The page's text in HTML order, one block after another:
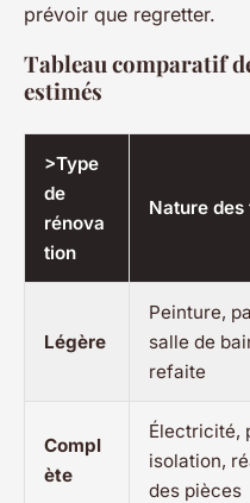
prévoir que regretter.
Tableau comparatif
estimés
>Type
de
rénova
tion
Nature
Légère
Peinture,
salle de
refaite
Compl
ète
Électricité,
isolation,
des pièces